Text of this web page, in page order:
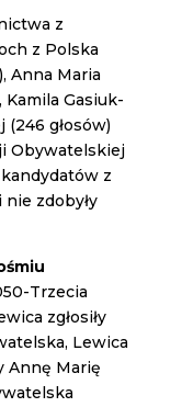
z
z Polska
Anna Maria
Kamila Gasiuk-
głosów)
Obywatelskiej
z
zdobyły
Trzecia
zgłosiły
Lewica
Annę Marię